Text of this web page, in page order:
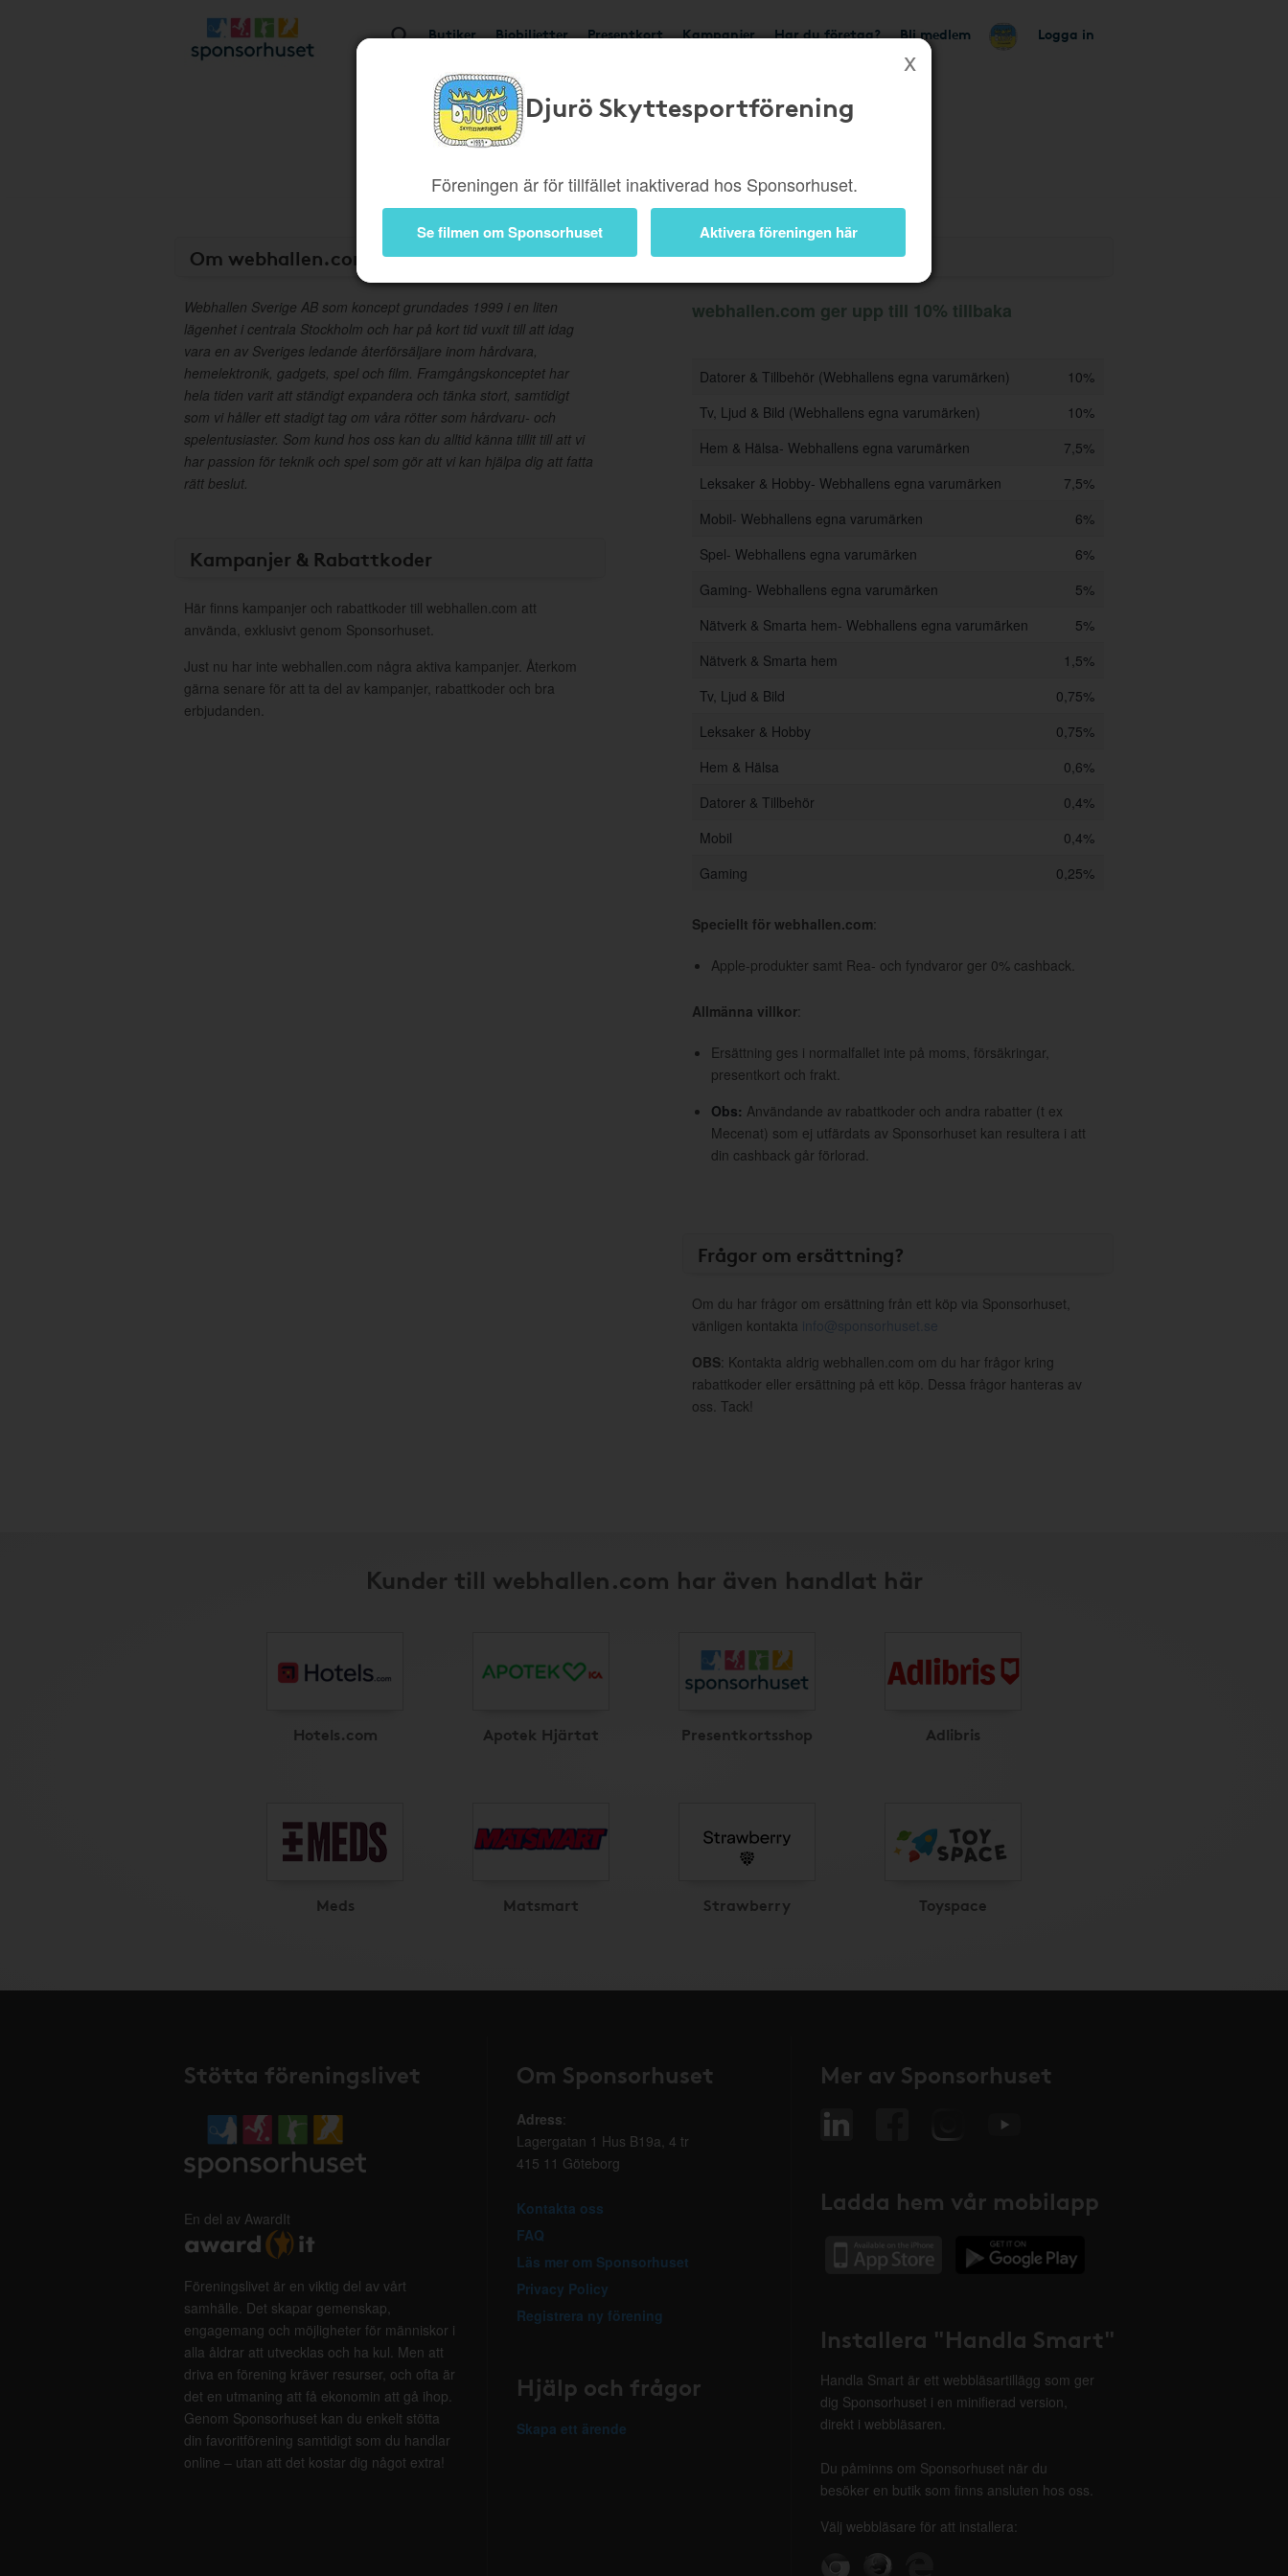
Butiker Biobiljetter Presentkort Kampanjer Har du företag? Bli medlem Logga in
Djurö Skyttesportförening
Föreningen är för tillfället inaktiverad hos Sponsorhuset.
Se filmen om Sponsorhuset Aktivera föreningen här
Om webhallen.com
Webhallen Sverige AB som koncept grundades 1999 i en liten
lägenhet i centrala Stockholm och har på kort tid vuxit till att idag
vara en av Sveriges ledande återförsäljare inom hårdvara,
hemelektronik, gadgets, spel och film. Framgångskonceptet har
hela tiden varit att ständigt expandera och tänka stort, samtidigt
som vi håller ett stadigt tag om våra rötter som hårdvaru- och
spelentusiaster. Som kund hos oss kan du alltid känna tillit till att vi
har passion för teknik och spel som gör att vi kan hjälpa dig att fatta
rätt beslut.
Kampanjer & Rabattkoder
Här finns kampanjer och rabattkoder till webhallen.com att
använda, exklusivt genom Sponsorhuset.
Just nu har inte webhallen.com några aktiva kampanjer. Återkom
gärna senare för att ta del av kampanjer, rabattkoder och bra
erbjudanden.
Information
webhallen.com ger upp till 10% tillbaka
Datorer & Tillbehör (Webhallens egna varumärken)
10%
Tv, Ljud & Bild (Webhallens egna varumärken)
10%
Hem & Hälsa- Webhallens egna varumärken
7,5%
Leksaker & Hobby- Webhallens egna varumärken
7,5%
Mobil- Webhallens egna varumärken
6%
Spel- Webhallens egna varumärken
6%
Gaming- Webhallens egna varumärken
5%
Nätverk & Smarta hem- Webhallens egna varumärken
5%
Nätverk & Smarta hem
1,5%
Tv, Ljud & Bild
0,75%
Leksaker & Hobby
0,75%
Hem & Hälsa
0,6%
Datorer & Tillbehör
0,4%
Mobil
0,4%
Gaming
0,25%
Speciellt för webhallen.com:
Apple-produkter samt Rea- och fyndvaror ger 0% cashback.
Allmänna villkor:
Ersättning ges i normalfallet inte på moms, försäkringar,
presentkort och frakt.
Obs: Användande av rabattkoder och andra rabatter (t ex
Mecenat) som ej utfärdats av Sponsorhuset kan resultera i att
din cashback går förlorad.
Frågor om ersättning?
Om du har frågor om ersättning från ett köp via Sponsorhuset,
vänligen kontakta info@sponsorhuset.se
OBS: Kontakta aldrig webhallen.com om du har frågor kring
rabattkoder eller ersättning på ett köp. Dessa frågor hanteras av
oss. Tack!
Kunder till webhallen.com har även handlat här
Hotels.com Apotek Hjärtat Presentkortsshop Adlibris
Meds Matsmart Strawberry Toyspace
Stötta föreningslivet
En del av AwardIt
Föreningslivet är en viktig del av vårt
samhälle. Det skapar gemenskap,
engagemang och möjligheter för människor i
alla åldrar att utvecklas och ha kul. Men att
driva en förening kräver resurser, och ofta är
det en utmaning att få ekonomin att gå ihop.
Genom Sponsorhuset kan du enkelt stötta
din favoritförening samtidigt som du handlar
online – utan att det kostar dig något extra!
Om Sponsorhuset
Adress:
Lagergatan 1 Hus B19a, 4 tr
415 11 Göteborg
Kontakta oss
FAQ
Läs mer om Sponsorhuset
Privacy Policy
Registrera ny förening
Hjälp och frågor
Skapa ett ärende
Mer av Sponsorhuset
Ladda hem vår mobilapp
Installera "Handla Smart"
Handla Smart är ett webbläsartillägg som ger
dig Sponsorhuset i en minifierad version,
direkt i webbläsaren.
Du påminns om Sponsorhuset när du
besöker en butik som finns ansluten hos oss.
Välj webbläsare för att installera: